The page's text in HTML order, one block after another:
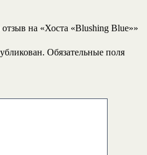
на «Хоста «Blushing Blue»»
Обязательные поля